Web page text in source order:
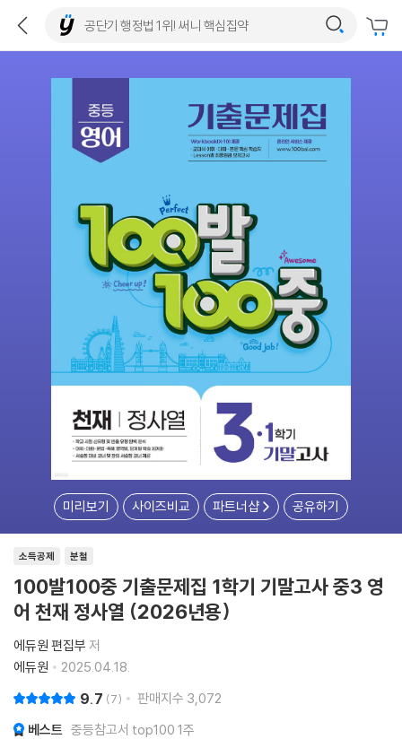
미리보기 사이즈비교 파트너샵 공유하기
소득공제 분철
100발100중 기출문제집 1학기 기말고사 중3 영
어 천재 정사열 (2026년용)
에듀원 편집부 저
에듀원
2025.04.18.
9.7 7 판매지수 3,072
베스트 중등참고서 top100 1주